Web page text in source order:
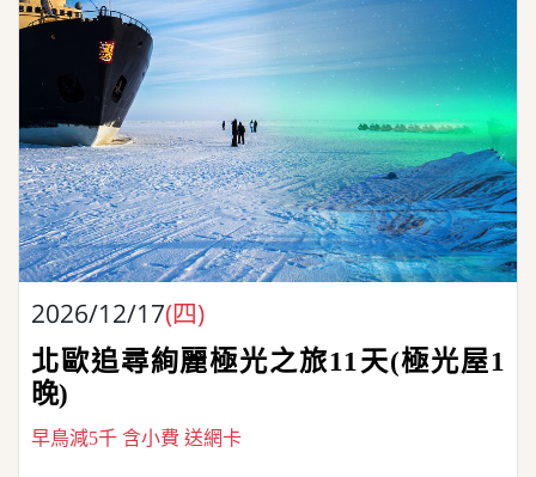
2026/12/17(四)
北歐追尋絢麗極光之旅11天(極光屋1
晚)
早鳥減5千 含小費 送網卡